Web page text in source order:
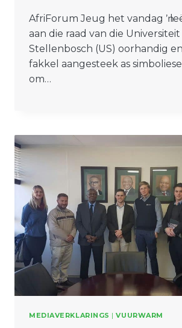
AfriForum Jeug het vandag ŉ
aan die raad van die Universiteit
Stellenbosch (US) oorhandig en
fakkel aangesteek as
om…
MEDIAVERKLARINGS |VUURWARM